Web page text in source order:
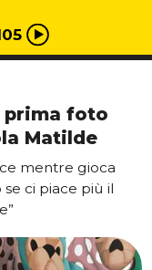
prima foto
Matilde
mentre gioca
ci piace più il